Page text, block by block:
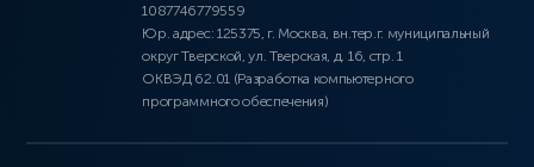
1087746779559
Юр. адрес: 125375, г. Москва, вн.тер.г. муниципальный
округ Тверской, ул. Тверская, д. 16, стр. 1
ОКВЭД 62.01 (Разработка компьютерного
программного обеспечения)